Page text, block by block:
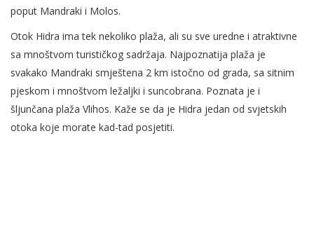
poput Mandraki i Molos.
Otok Hidra ima tek nekoliko plaža, ali su sve uredne i atraktivne
sa mnoštvom turističkog sadržaja. Najpoznatija plaža je
svakako Mandraki smještena 2 km istočno od grada, sa sitnim
pjeskom i mnoštvom ležaljki i suncobrana. Poznata je i
šljunčana plaža Vlihos. Kaže se da je Hidra jedan od svjetskih
otoka koje morate kad-tad posjetiti.